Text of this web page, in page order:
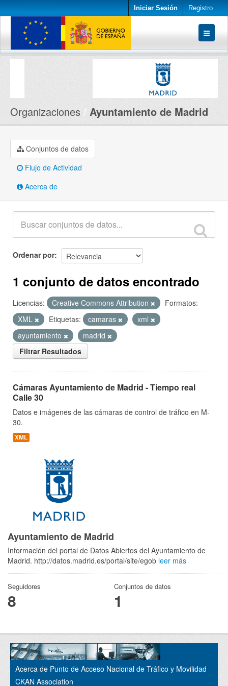
Iniciar Sesión Registro
Conjuntos de datos
Organizaciones Ayuntamiento de Madrid
Conjuntos de datos
Flujo de Actividad
Acerca de
Ordenar por
1 conjunto de datos encontrado
Licencias: Creative Commons Attribution
Formatos:
XML
Etiquetas: camaras
xml
ayuntamiento
madrid
Filtrar Resultados
Cámaras Ayuntamiento de Madrid - Tiempo real
Calle 30
Datos e imágenes de las cámaras de control de tráfico en M-
30.
XML
Ayuntamiento de Madrid
Información del portal de Datos Abiertos del Ayuntamiento de
Madrid. http://datos.madrid.es/portal/site/egob leer más
Seguidores
8
Conjuntos de datos
1
Acerca de Punto de Acceso Nacional de Tráfico y Movilidad
CKAN Association